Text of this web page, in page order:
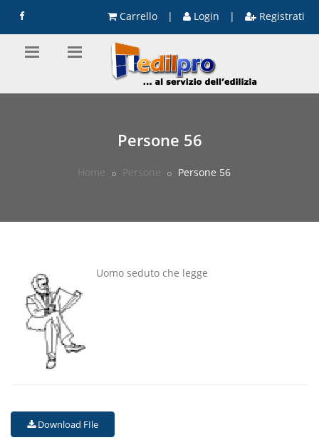
Carrello | Login | Registrati
Persone 56
Home Persone Persone 56
Uomo seduto che legge
Download FIle